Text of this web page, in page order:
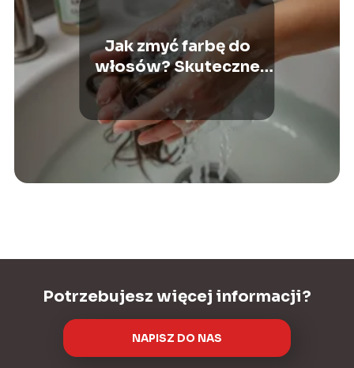
Jak zmyć farbę do
włosów? Skuteczne
metody i porady
Potrzebujesz więcej informacji?
NAPISZ DO NAS